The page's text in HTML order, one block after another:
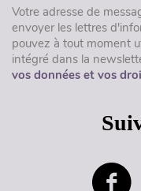
Votre adresse de
envoyer les lettres
pouvez à tout moment
intégré dans la
vos données et vos